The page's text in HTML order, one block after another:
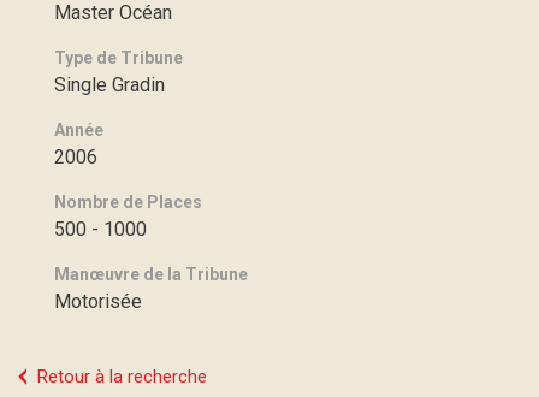
Master Océan
Type de Tribune
Single Gradin
Année
2006
Nombre de Places
500 - 1000
Manœuvre de la Tribune
Motorisée
Retour à la recherche